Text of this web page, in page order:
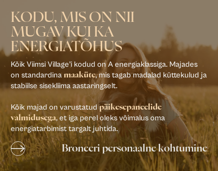
KODU, MIS ON NII
MUGAV KUI KA
ENERGIATÕHUS
Kõik Viimsi Village’i kodud on A energiaklassiga. Majades
on standardinamaaküte, mis tagab madalad küttekulud ja
stabiilse sisekliima aastaringselt.
Kõik majad on varustatudpäikesepaneelide
valmidusega, et iga perel oleks võimalus oma
energiatarbimist targalt juhtida.
Broneeri personaalne kohtumine